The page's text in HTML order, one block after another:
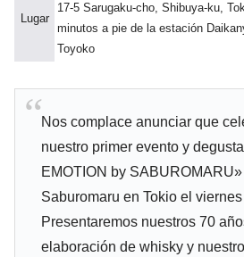
Lugar
17-5 Sarugaku-cho, Shibuya-ku,
minutos a pie de la estación
Toyoko
Nos complace anunciar que
nuestro primer evento y
EMOTION by
Saburomaru en Tokio el
Presentaremos nuestros 70
elaboración de whisky y